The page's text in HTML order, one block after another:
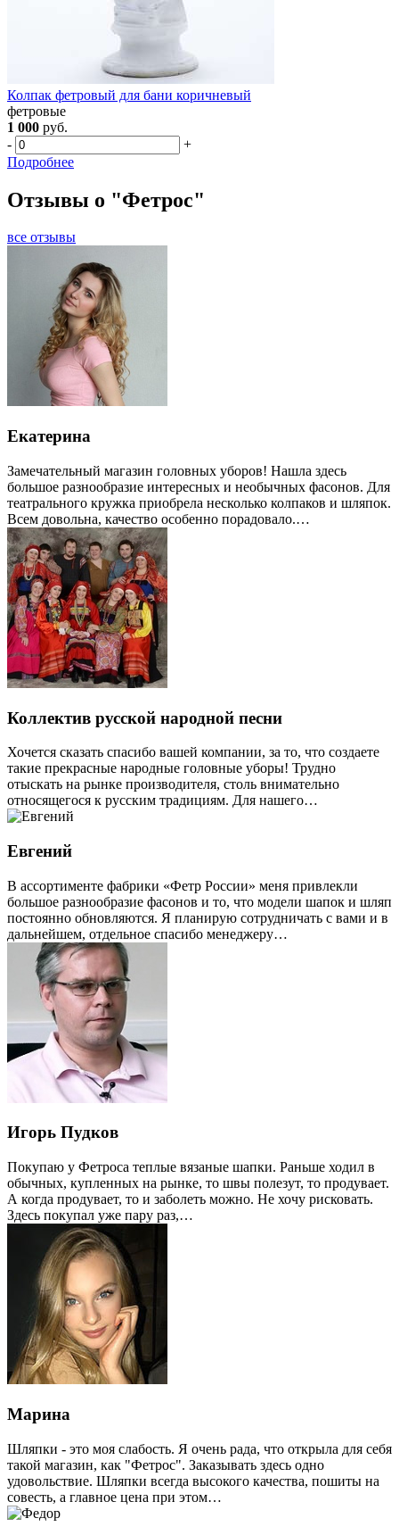
Колпак фетровый для бани коричневый
фетровые
1 000 руб.
-
+
Подробнее
Отзывы о "Фетрос"
все отзывы
Екатерина
Замечательный магазин головных уборов! Нашла здесь
большое разнообразие интересных и необычных фасонов. Для
театрального кружка приобрела несколько колпаков и шляпок.
Всем довольна, качество особенно порадовало.…
Коллектив русской народной песни
Хочется сказать спасибо вашей компании, за то, что создаете
такие прекрасные народные головные уборы! Трудно
отыскать на рынке производителя, столь внимательно
относящегося к русским традициям. Для нашего…
Евгений
В ассортименте фабрики «Фетр России» меня привлекли
большое разнообразие фасонов и то, что модели шапок и шляп
постоянно обновляются. Я планирую сотрудничать с вами и в
дальнейшем, отдельное спасибо менеджеру…
Игорь Пудков
Покупаю у Фетроса теплые вязаные шапки. Раньше ходил в
обычных, купленных на рынке, то швы полезут, то продувает.
А когда продувает, то и заболеть можно. Не хочу рисковать.
Здесь покупал уже пару раз,…
Марина
Шляпки - это моя слабость. Я очень рада, что открыла для себя
такой магазин, как "Фетрос". Заказывать здесь одно
удовольствие. Шляпки всегда высокого качества, пошиты на
совесть, а главное цена при этом…